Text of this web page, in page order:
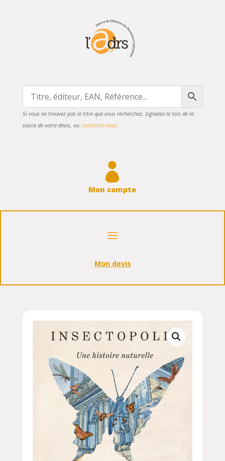
Si vous ne trouvez pas le titre que vous recherchez, signalez-le lors de la
saisie de votre devis, ou contactez-nous

Mon compte
Mon devis